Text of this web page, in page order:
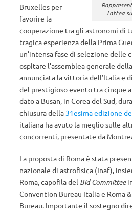
Lattea
Bruxelles per
favorire la
cooperazione tra gli astronomi di
tragica esperienza della Prima
un’intensa fase di selezione delle
ospitare l’assemblea generale
annunciata la vittoria dell’Italia e
del prestigioso evento tra cinque
dato a Busan, in Corea del Sud,
chiusura della 31esima edizione
italiana ha avuto la meglio sulle
concorrenti, presentate da
La proposta di Roma è stata
nazionale di astrofisica (Inaf),
Roma, capofila del Bid Committee
Convention Bureau Italia e Roma
Bureau. Importante il sostegno